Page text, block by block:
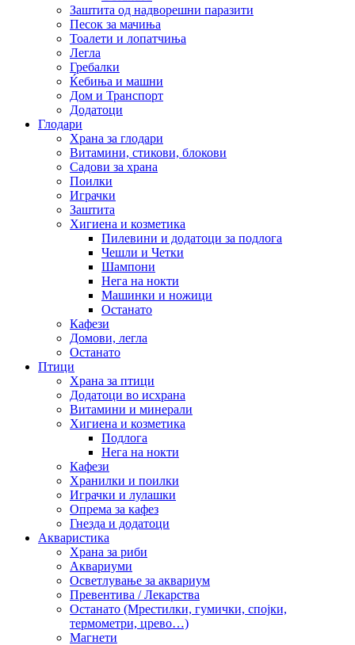
Заштита од надворешни паразити
Песок за мачиња
Тоалети и лопатчиња
Легла
Гребалки
Ќебиња и машни
Дом и Транспорт
Додатоци
Глодари
Храна за глодари
Витамини, стикови, блокови
Садови за храна
Поилки
Играчки
Заштита
Хигиена и козметика
Пилевини и додатоци за подлога
Чешли и Четки
Шампони
Нега на нокти
Машинки и ножици
Останато
Кафези
Домови, легла
Останато
Птици
Храна за птици
Додатоци во исхрана
Витамини и минерали
Хигиена и козметика
Подлога
Нега на нокти
Кафези
Хранилки и поилки
Играчки и лулашки
Опрема за кафез
Гнезда и додатоци
Акваристика
Храна за риби
Аквариуми
Осветлување за аквариум
Превентива / Лекарства
Останато (Мрестилки, гумички, спојки,
термометри, црево…)
Магнети